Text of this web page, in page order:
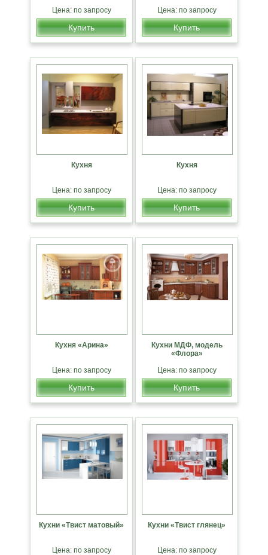
Цена: по запросу
Купить
Цена: по запросу
Купить
Кухня
Цена: по запросу
Купить
Кухня
Цена: по запросу
Купить
Кухня «Арина»
Цена: по запросу
Купить
Кухни МДФ, модель
«Флора»
Цена: по запросу
Купить
Кухни «Твист матовый»
Цена: по запросу
Кухни «Твист глянец»
Цена: по запросу